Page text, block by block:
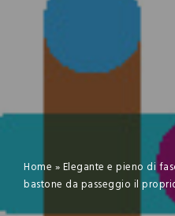
Home »Elegante e pieno di
bastone da passeggio il